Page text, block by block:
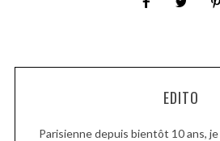
EDITO
Parisienne depuis bientôt 10 ans,